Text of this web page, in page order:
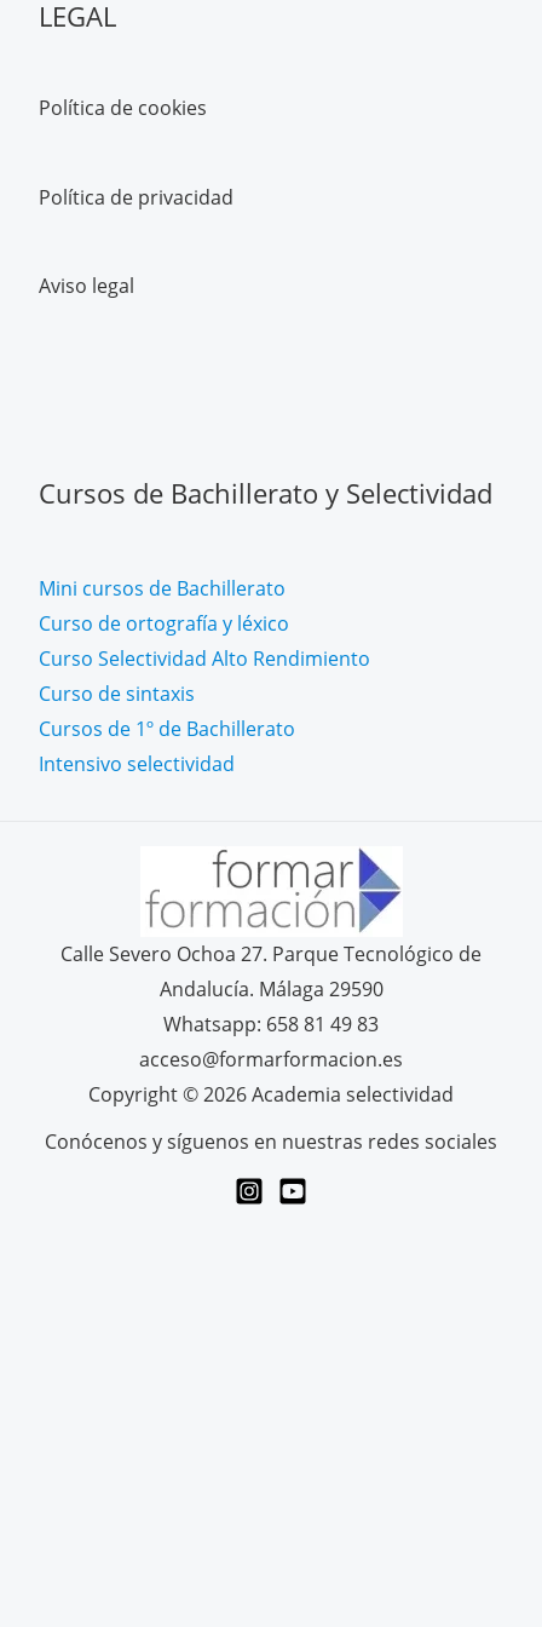
Integrales inmediatas 4
Integrales inmediatas 5
LEGAL
Política de cookies
Política de privacidad
Aviso legal
Cursos de Bachillerato y Selectividad
Mini cursos de Bachillerato
Curso de ortografía y léxico
Curso Selectividad Alto Rendimiento
Curso de sintaxis
Cursos de 1º de Bachillerato
Intensivo selectividad
Calle Severo Ochoa 27. Parque Tecnológico de
Andalucía. Málaga 29590
Whatsapp: 658 81 49 83
acceso@formarformacion.es
Copyright © 2026 Academia selectividad
Conócenos y síguenos en nuestras redes sociales